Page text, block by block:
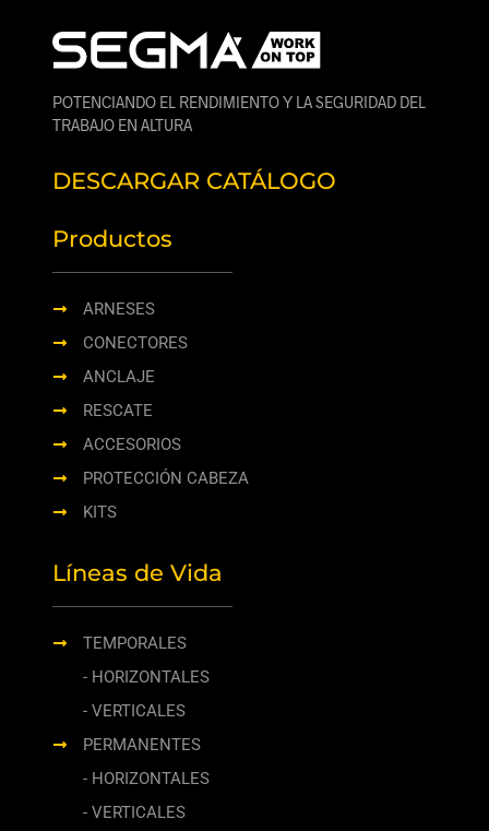
POTENCIANDO EL RENDIMIENTO Y LA SEGURIDAD DEL
TRABAJO EN ALTURA
DESCARGAR CATÁLOGO
Productos
ARNESES
CONECTORES
ANCLAJE
RESCATE
ACCESORIOS
PROTECCIÓN CABEZA
KITS
Líneas de Vida
TEMPORALES
- HORIZONTALES
- VERTICALES
PERMANENTES
- HORIZONTALES
- VERTICALES